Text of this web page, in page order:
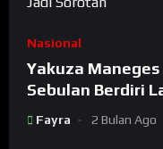
Nasional
Yakuza
Sebulan Berdiri
Bongkar Oknum
Fayra 2 Bulan Ago